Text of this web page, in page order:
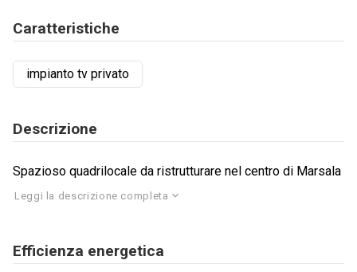
Caratteristiche
impianto tv privato
Descrizione
Spazioso quadrilocale da ristrutturare nel centro di Marsala
Leggi la descrizione completa
Efficienza energetica